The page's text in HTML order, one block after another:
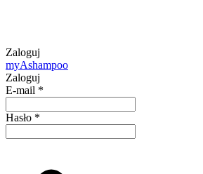
Zaloguj
myAshampoo
Zaloguj
E-mail *
Hasło *